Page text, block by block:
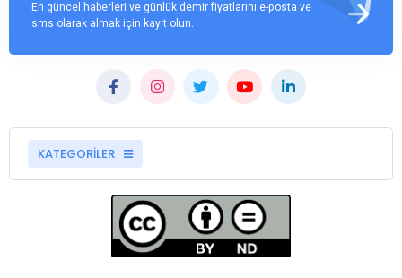
En güncel haberleri ve günlük demir fiyatlarını e-posta ve
sms olarak almak için kayıt olun.
KATEGORİLER